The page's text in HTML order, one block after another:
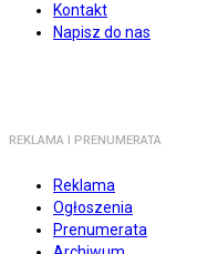
Kontakt
Napisz do nas
REKLAMA I PRENUMERATA
Reklama
Ogłoszenia
Prenumerata